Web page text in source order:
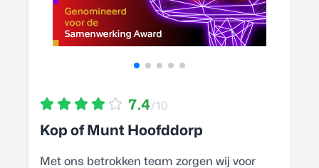
7.4/10
Kop of Munt Hoofddorp
Met ons betrokken team zorgen wij voor